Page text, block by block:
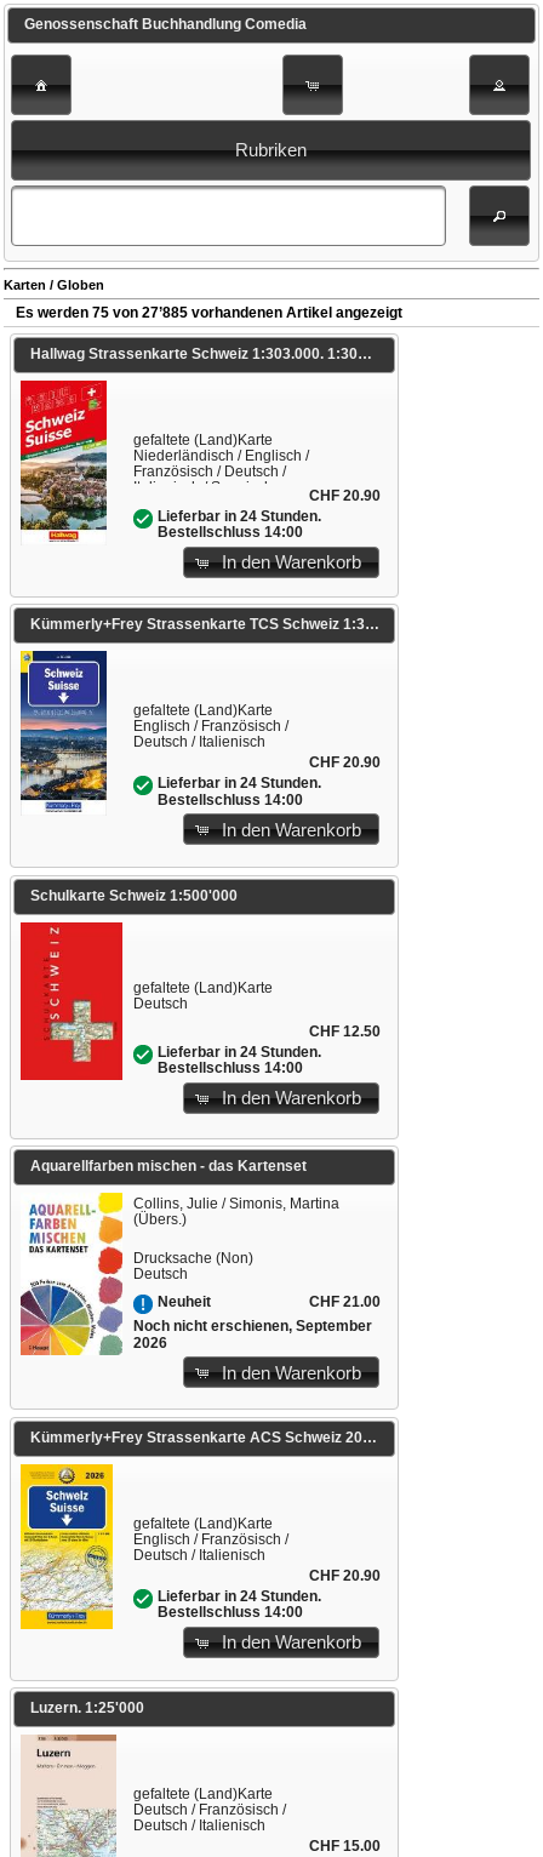
Genossenschaft Buchhandlung Comedia
Rubriken
Karten / Globen
Es werden 75 von 27’885 vorhandenen Artikel angezeigt
Hallwag Strassenkarte Schweiz 1:303.000. 1:303'000
gefaltete (Land)Karte
Niederländisch / Englisch /
Französisch / Deutsch /
Italienisch / Spanisch
CHF 20.90
Lieferbar in 24 Stunden.
Bestellschluss 14:00
In den Warenkorb
Kümmerly+Frey Strassenkarte TCS Schweiz 1:301.000. 1:301'000
gefaltete (Land)Karte
Englisch / Französisch /
Deutsch / Italienisch
CHF 20.90
Lieferbar in 24 Stunden.
Bestellschluss 14:00
In den Warenkorb
Schulkarte Schweiz 1:500'000
gefaltete (Land)Karte
Deutsch
CHF 12.50
Lieferbar in 24 Stunden.
Bestellschluss 14:00
In den Warenkorb
Aquarellfarben mischen - das Kartenset
Collins, Julie / Simonis, Martina
(Übers.)
Drucksache (Non)
Deutsch
Neuheit
CHF 21.00
Noch nicht erschienen, September
2026
In den Warenkorb
Kümmerly+Frey Strassenkarte ACS Schweiz 2026 1:275.000. 1:275'000
gefaltete (Land)Karte
Englisch / Französisch /
Deutsch / Italienisch
CHF 20.90
Lieferbar in 24 Stunden.
Bestellschluss 14:00
In den Warenkorb
Luzern. 1:25'000
gefaltete (Land)Karte
Deutsch / Französisch /
Deutsch / Italienisch
CHF 15.00